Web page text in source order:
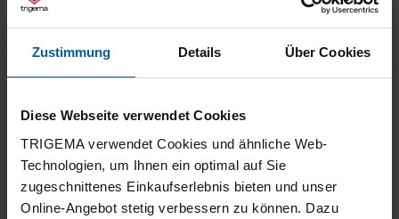
Zustimmung Details Über Cookies
Diese Webseite verwendet Cookies
TRIGEMA verwendet Cookies und ähnliche Web-
Technologien, um Ihnen ein optimal auf Sie
zugeschnittenes Einkaufserlebnis bieten und unser
Online-Angebot stetig verbessern zu können. Dazu
Gut
30.07.2026
4
Passform super. Leider haben Shirts mit